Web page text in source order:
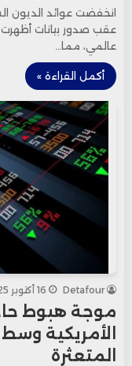
انخفضت عوائد الديون
عقب صدور بيانات أظهرت
عالمي، مما…
أكمل القراءة »
Detafour 16 أكتوبر 2025
موجة هبوط
الأمريكية
المتعثرة